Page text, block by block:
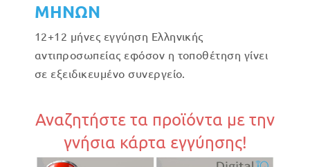
ΜΗΝΩΝ
12+12 μήνες εγγύηση Ελληνικής
αντιπροσωπείας εφόσον η τοποθέτηση γίνει
σε εξειδικευμένο συνεργείο.
Αναζητήστε τα προϊόντα με την
γνήσια κάρτα εγγύησης!